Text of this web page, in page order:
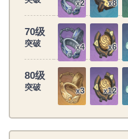
x2 x8
70级
突破 x4 x6
80级
突破 x3 x12